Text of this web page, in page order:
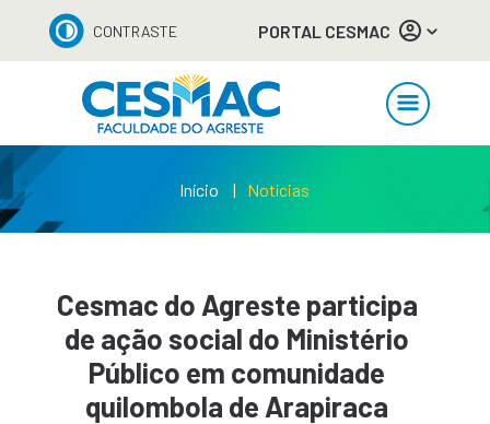
CONTRASTE PORTAL CESMAC
Início Notícias
Cesmac do Agreste participa
de ação social do Ministério
Público em comunidade
quilombola de Arapiraca